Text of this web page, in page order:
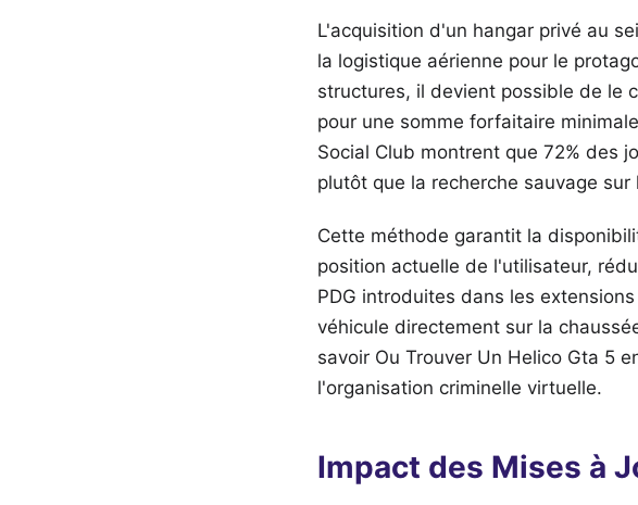
L'acquisition d'un hangar privé au
la logistique aérienne pour le
structures, il devient possible de le
pour une somme forfaitaire
Social Club montrent que 72% des
plutôt que la recherche sauvage sur
Cette méthode garantit la
position actuelle de l'utilisateur,
PDG introduites dans les
véhicule directement sur la
savoir Ou Trouver Un Helico Gta 5
l'organisation criminelle virtuelle.
Impact des Mises à